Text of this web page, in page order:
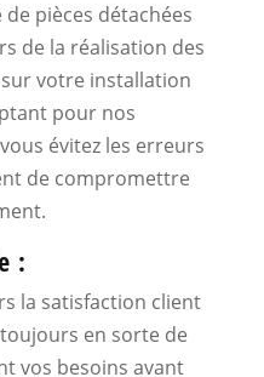
pièces détachées
de la réalisation des
votre installation
pour nos
évitez les erreurs
de compromettre
:
la satisfaction client
en sorte de
vos besoins avant